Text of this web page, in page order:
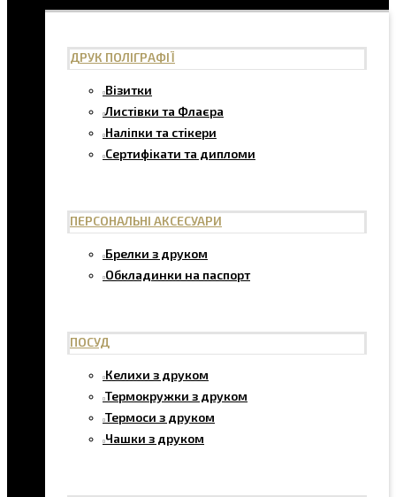
ДРУК ПОЛІГРАФІЇ
Візитки
Листівки та Флаєра
Наліпки та стікери
Сертифікати та дипломи
ПЕРСОНАЛЬНІ АКСЕСУАРИ
Брелки з друком
Обкладинки на паспорт
ПОСУД
Келихи з друком
Термокружки з друком
Термоси з друком
Чашки з друком